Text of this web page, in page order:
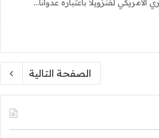
لفنزويلا باعتباره عدوانًا…
الصفحة التالية